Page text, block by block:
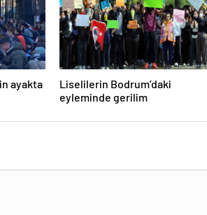
ayakta
Liselilerin Bodrum’daki
eyleminde gerilim